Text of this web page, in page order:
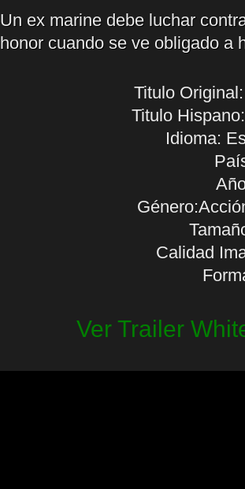
Un ex marine debe luchar
honor cuando se ve obligado a
Titulo Original:
Titulo Hispano:
Idioma:
Calidad
Ver Trailer